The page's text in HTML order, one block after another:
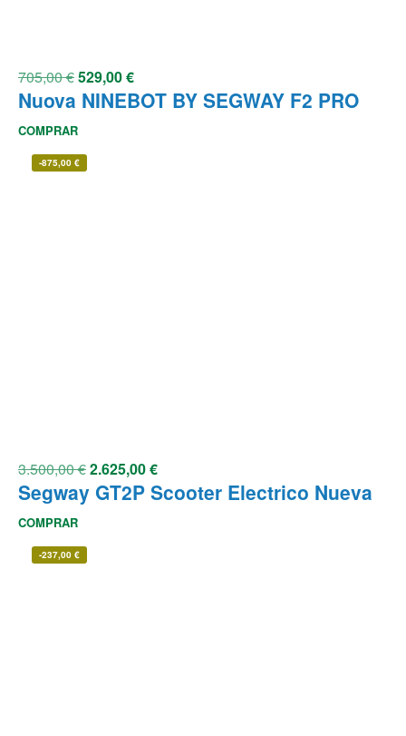
705,00€529,00€
Nuova NINEBOT BY SEGWAY F2 PRO
COMPRAR
-875,00 €
3.500,00€2.625,00€
Segway GT2P Scooter Electrico Nueva
COMPRAR
-237,00 €